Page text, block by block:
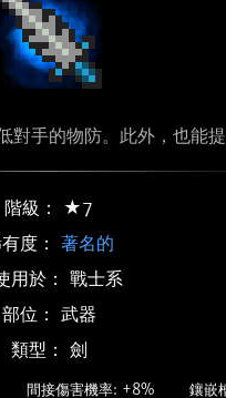
手的物防。此外，也能
階級： ★7
度： 著名的
用於： 戰士系
部位： 武器
類型： 劍
間接傷害機率: +8% 鑲嵌